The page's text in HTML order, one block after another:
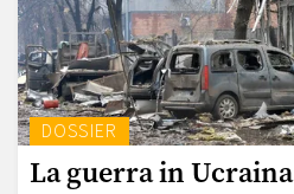
DOSSIER
La guerra in Ucraina